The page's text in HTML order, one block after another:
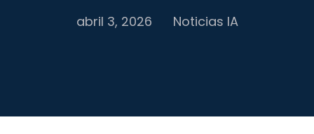
abril 3, 2026 Noticias IA